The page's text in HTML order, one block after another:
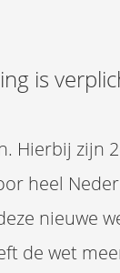
is
Hierbij zijn
heel
nieuwe
de wet